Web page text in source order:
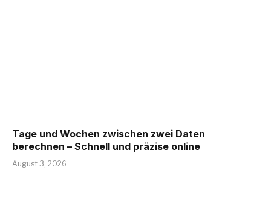
Tage und Wochen zwischen zwei Daten
berechnen – Schnell und präzise online
August 3, 2026